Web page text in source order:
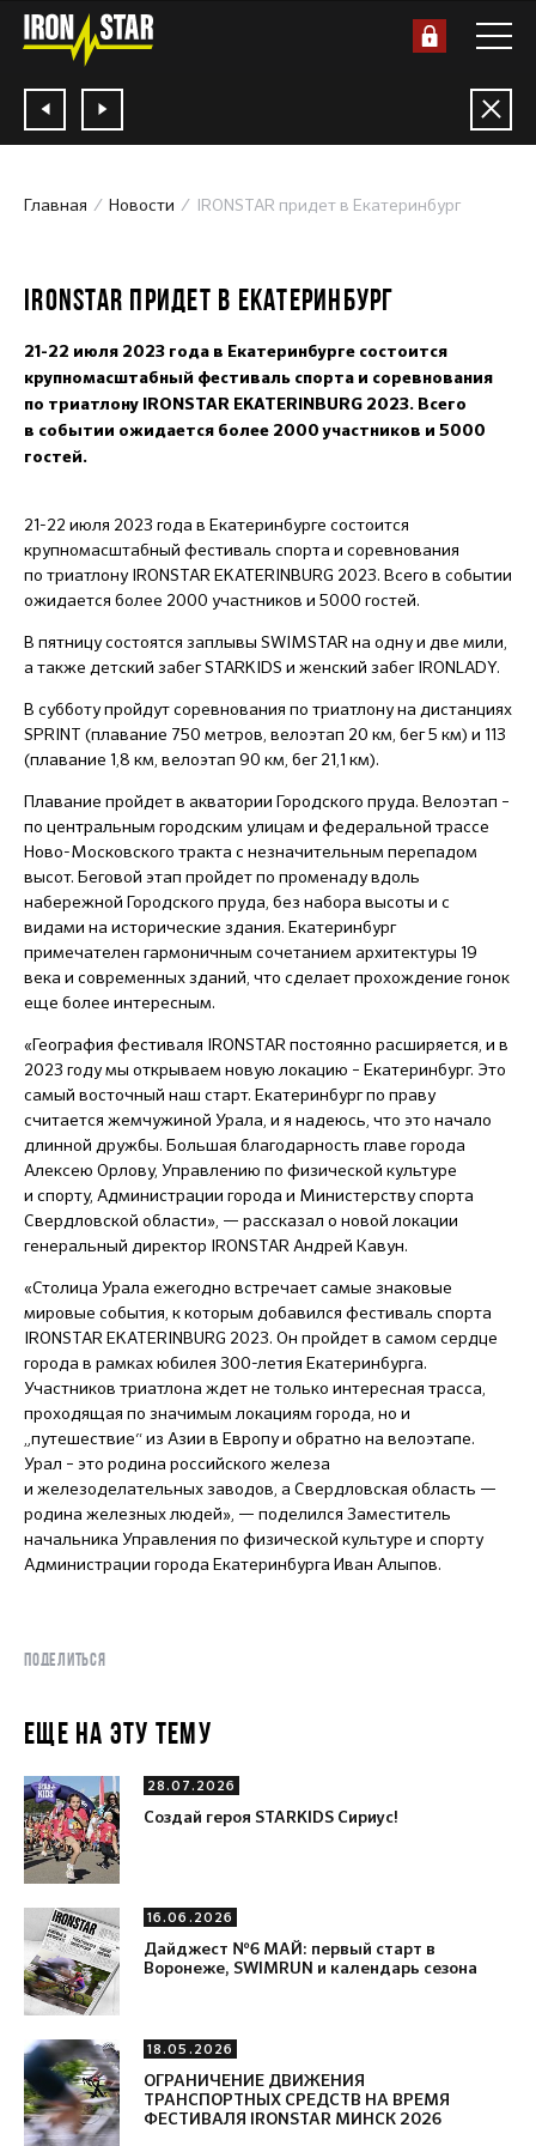
Главная Новости IRONSTAR придет в Екатеринбург
IRONSTAR ПРИДЕТ В ЕКАТЕРИНБУРГ
21-22 июля 2023 года в Екатеринбурге состоится
крупномасштабный фестиваль спорта и соревнования
по триатлону IRONSTAR EKATERINBURG 2023. Всего
в событии ожидается более 2000 участников и 5000
гостей.
21-22 июля 2023 года в Екатеринбурге состоится
крупномасштабный фестиваль спорта и соревнования
по триатлону IRONSTAR EKATERINBURG 2023. Всего в событии
ожидается более 2000 участников и 5000 гостей.
В пятницу состоятся заплывы SWIMSTAR на одну и две мили,
а также детский забег STARKIDS и женский забег IRONLADY.
В субботу пройдут соревнования по триатлону на дистанциях
SPRINT (плавание 750 метров, велоэтап 20 км, бег 5 км) и 113
(плавание 1,8 км, велоэтап 90 км, бег 21,1 км).
Плавание пройдет в акватории Городского пруда. Велоэтап –
по центральным городским улицам и федеральной трассе
Ново-Московского тракта с незначительным перепадом
высот. Беговой этап пройдет по променаду вдоль
набережной Городского пруда, без набора высоты и с
видами на исторические здания. Екатеринбург
примечателен гармоничным сочетанием архитектуры 19
века и современных зданий, что сделает прохождение гонок
еще более интересным.
«География фестиваля IRONSTAR постоянно расширяется, и в
2023 году мы открываем новую локацию – Екатеринбург. Это
самый восточный наш старт. Екатеринбург по праву
считается жемчужиной Урала, и я надеюсь, что это начало
длинной дружбы. Большая благодарность главе города
Алексею Орлову, Управлению по физической культуре
и спорту, Администрации города и Министерству спорта
Свердловской области», — рассказал о новой локации
генеральный директор IRONSTAR Андрей Кавун.
«Столица Урала ежегодно встречает самые знаковые
мировые события, к которым добавился фестиваль спорта
IRONSTAR EKATERINBURG 2023. Он пройдет в самом сердце
города в рамках юбилея 300-летия Екатеринбурга.
Участников триатлона ждет не только интересная трасса,
проходящая по значимым локациям города, но и
„путешествие“ из Азии в Европу и обратно на велоэтапе.
Урал – это родина российского железа
и железоделательных заводов, а Свердловская область —
родина железных людей», — поделился Заместитель
начальника Управления по физической культуре и спорту
Администрации города Екатеринбурга Иван Алыпов.
ПОДЕЛИТЬСЯ
ЕЩЕ НА ЭТУ ТЕМУ
28.07.2026
Создай героя STARKIDS Сириус!
16.06.2026
Дайджест №6 МАЙ: первый старт в
Воронеже, SWIMRUN и календарь сезона
18.05.2026
ОГРАНИЧЕНИЕ ДВИЖЕНИЯ
ТРАНСПОРТНЫХ СРЕДСТВ НА ВРЕМЯ
ФЕСТИВАЛЯ IRONSTAR МИНСК 2026